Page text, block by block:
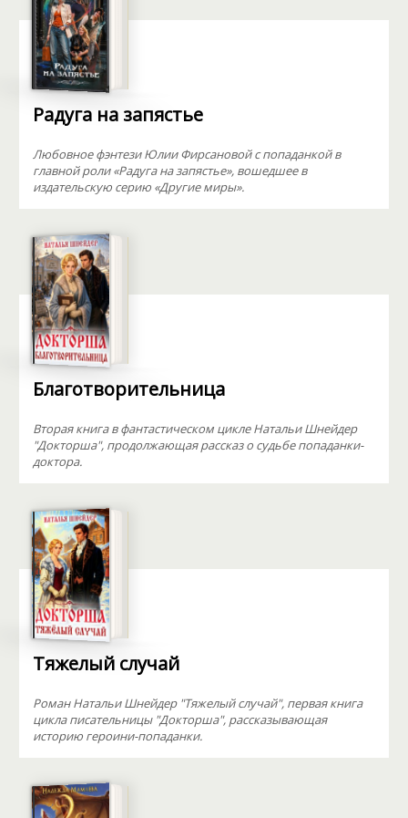
Радуга на запястье
Любовное фэнтези Юлии Фирсановой с попаданкой в
главной роли «Радуга на запястье», вошедшее в
издательскую серию «Другие миры».
Благотворительница
Вторая книга в фантастическом цикле Натальи Шнейдер
"Докторша", продолжающая рассказ о судьбе попаданки-
доктора.
Тяжелый случай
Роман Натальи Шнейдер "Тяжелый случай", первая книга
цикла писательницы "Докторша", рассказывающая
историю героини-попаданки.